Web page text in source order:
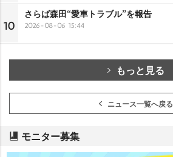
10
さらば森田“愛車トラブル”を報告
2026-08-06 15:44
もっと見る
ニュース一覧へ戻る
モニター募集